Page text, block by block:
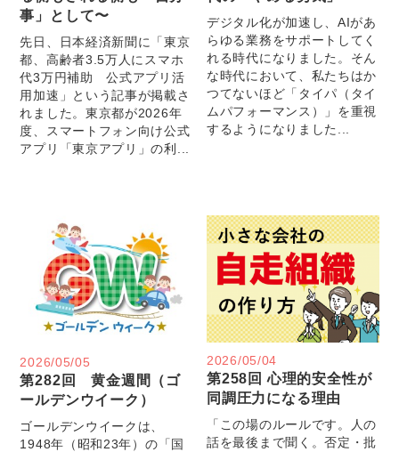
事」として〜
先日、日本経済新聞に「東京
都、高齢者3.5万人にスマホ
代3万円補助 公式アプリ活
用加速」という記事が掲載さ
れました。東京都が2026年
度、スマートフォン向け公式
アプリ「東京アプリ」の利...
デジタル化が加速し、AIがあ
らゆる業務をサポートしてく
れる時代になりました。そん
な時代において、私たちはか
つてないほど「タイパ（タイ
ムパフォーマンス）」を重視
するようになりました...
2026/05/05
第282回 黄金週間（ゴ
ールデンウイーク）
ゴールデンウイークは、
1948年（昭和23年）の「国
2026/05/04
第258回 心理的安全性が
同調圧力になる理由
「この場のルールです。人の
話を最後まで聞く。否定・批